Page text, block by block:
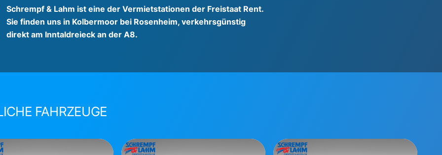
Schrempf & Lahm ist eine der Vermietstationen der Freistaat Rent.
Sie finden uns in Kolbermoor bei Rosenheim, verkehrsgünstig
direkt am Inntaldreieck an der A8.
FAHRZEUGE